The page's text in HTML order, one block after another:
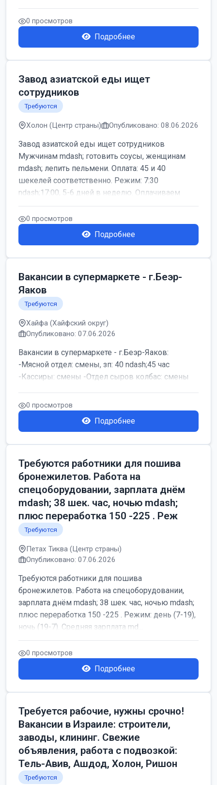
0 просмотров
Подробнее
Завод азиатской еды ищет
сотрудников
Требуются
Холон (Центр страны) Опубликовано: 08.06.2026
Завод азиатской еды ищет сотрудников
Мужчинам mdash; готовить соусы, женщинам
mdash; лепить пельмени. Оплата: 45 и 40
шекелей соответственно. Режим: 7:30
ndash;17:00, 5-6 дней в неделю. Оплачиваем
дор...
0 просмотров
Подробнее
Вакансии в супермаркете - г.Беэр-
Яаков
Требуются
Хайфа (Хайфский округ)
Опубликовано: 07.06.2026
Вакансии в супермаркете - г.Беэр-Яаков:
-Мясной отдел: смены, зп: 40 ndash;45 час
-Кассиры: смены -Отдел сыров колбас: смены
0 просмотров
Подробнее
Требуются работники для пошива
бронежилетов. Работа на
спецоборудовании, зарплата днём
mdash; 38 шек. час, ночью mdash;
плюс переработка 150 -225 . Реж
Требуются
Петах Тиква (Центр страны)
Опубликовано: 07.06.2026
Требуются работники для пошива
бронежилетов. Работа на спецоборудовании,
зарплата днём mdash; 38 шек. час, ночью mdash;
плюс переработка 150 -225 . Режим: день (7-19),
ночь (19-7). Средняя зарплата md...
0 просмотров
Подробнее
Требуется рабочие, нужны срочно!
Вакансии в Израиле: строители,
заводы, клининг. Свежие
объявления, работа с подвозкой:
Тель-Авив, Ашдод, Холон, Ришон
Требуются